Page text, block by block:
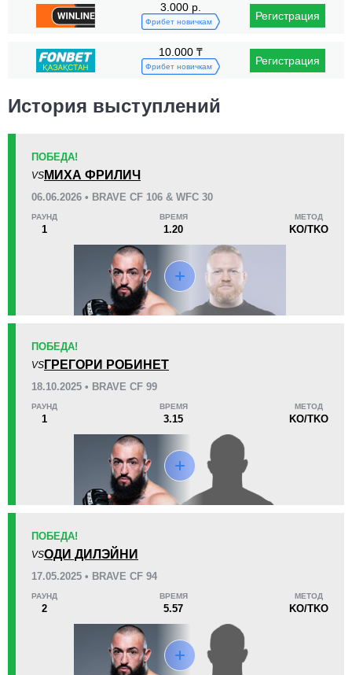
РЕШ
САБ
Поражения
KO/TKO
2(100%)
3:06
Среднее время боя
99
Финиши в первом раунде
Статистика боев по организациям
AFC
BCF
CS
KFS
3.000 р.
Фрибет новичкам Регистрация
10.000 ₸
Фрибет новичкам Регистрация
История выступлений
ПОБЕДА!
VS МИХА ФРИЛИЧ
06.06.2026 • BRAVE CF 106 & WFC 30
РАУНД
1
ВРЕМЯ
1.20
МЕТОД
KO/TKO
ПОБЕДА!
VS ГРЕГОРИ РОБИНЕТ
18.10.2025 • BRAVE CF 99
РАУНД
1
ВРЕМЯ
3.15
МЕТОД
KO/TKO
ПОБЕДА!
VSОДИ ДИЛЭЙНИ
17.05.2025 • BRAVE CF 94
РАУНД
2
ВРЕМЯ
5.57
МЕТОД
KO/TKO